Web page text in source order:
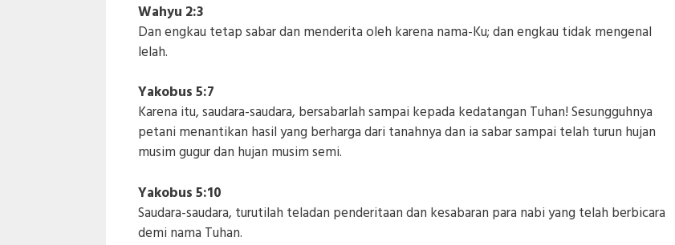
Wahyu 2:3
Dan engkau tetap sabar dan menderita oleh karena nama-Ku; dan engkau tidak mengenal
lelah.
Yakobus 5:7
Karena itu, saudara-saudara, bersabarlah sampai kepada kedatangan Tuhan! Sesungguhnya
petani menantikan hasil yang berharga dari tanahnya dan ia sabar sampai telah turun hujan
musim gugur dan hujan musim semi.
Yakobus 5:10
Saudara-saudara, turutilah teladan penderitaan dan kesabaran para nabi yang telah berbicara
demi nama Tuhan.